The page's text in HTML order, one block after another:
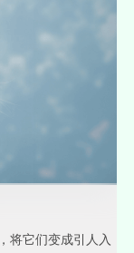
将它们变成引人入